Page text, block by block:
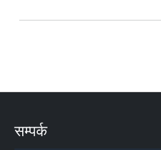
सम्पर्क